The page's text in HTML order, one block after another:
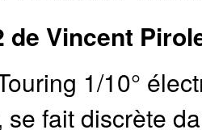
de Vincent
1/10°
se fait discrète